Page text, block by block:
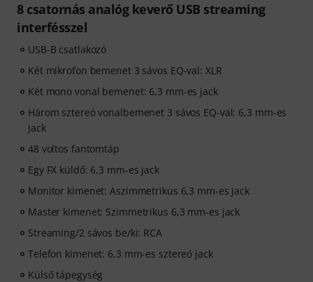
8 csatornás analóg keverő USB streaming
interfésszel
USB-B csatlakozó
Két mikrofon bemenet 3 sávos EQ-val: XLR
Két mono vonal bemenet: 6,3 mm-es jack
Három sztereó vonalbemenet 3 sávos EQ-val: 6,3 mm-es
jack
48 voltos fantomtáp
Egy FX küldő: 6,3 mm-es jack
Monitor kimenet: Aszimmetrikus 6,3 mm-es jack
Master kimenet: Szimmetrikus 6,3 mm-es jack
Streaming/2 sávos be/ki: RCA
Telefon kimenet: 6,3 mm-es sztereó jack
Külső tápegység